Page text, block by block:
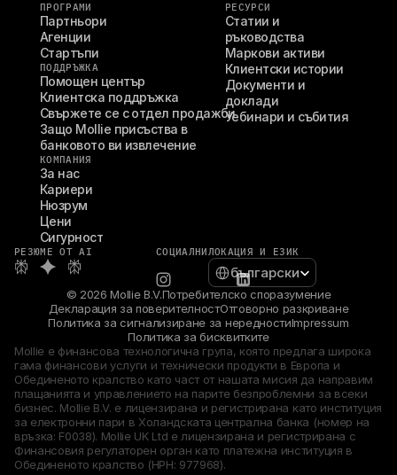
ПРОГРАМИ
Партньори
Агенции
Стартъпи
ПОДДРЪЖКА
Помощен център
Клиентска поддръжка
Свържете се с отдел продажби
Защо Mollie присъства в
банковото ви извлечение
КОМПАНИЯ
За нас
Кариери
Нюзрум
Цени
Сигурност
РЕСУРСИ
Статии и
ръководства
Маркови активи
Клиентски истории
Документи и
доклади
Уебинари и събития
РЕЗЮМЕ ОТ AI СОЦИАЛНИЛОКАЦИЯ И ЕЗИК
Select Language
български
© 2026 Mollie B.V.Потребителско споразумение
Декларация за поверителностОтговорно разкриване
Политика за сигнализиране за нередностиImpressum
Политика за бисквитките
Mollie е финансова технологична група, която предлага широка
гама финансови услуги и технически продукти в Европа и
Обединеното кралство като част от нашата мисия да направим
плащанията и управлението на парите безпроблемни за всеки
бизнес. Mollie B.V. е лицензирана и регистрирана като институция
за електронни пари в Холандската централна банка (номер на
връзка: F0038). Mollie UK Ltd е лицензирана и регистрирана с
Финансовия регулаторен орган като платежна институция в
Обединеното кралство (НРН: 977968).